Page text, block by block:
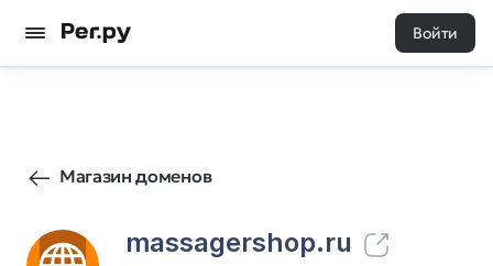
Войти
Магазин доменов
massagershop.ru
51 0